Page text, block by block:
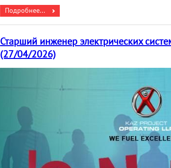
Подробнее...
Старший инженер электрических
(27/04/2026)